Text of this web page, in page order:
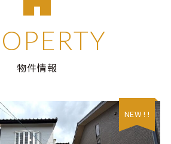
物件情報
NEW ! !